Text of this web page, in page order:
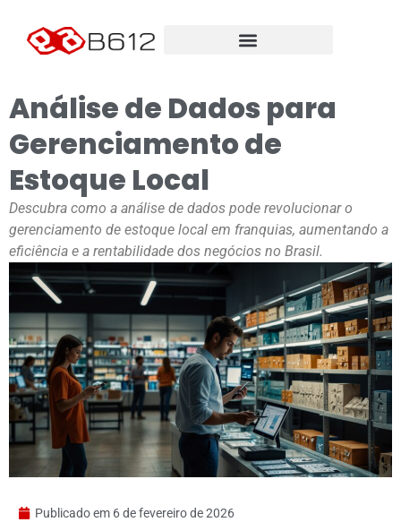
Análise de Dados para
Gerenciamento de
Estoque Local
Descubra como a análise de dados pode revolucionar o
gerenciamento de estoque local em franquias, aumentando a
eficiência e a rentabilidade dos negócios no Brasil.
Publicado em 6 de fevereiro de 2026